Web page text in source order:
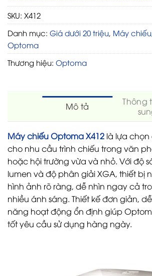
SKU: X412
Danh mục: Giá dưới 20 triệu Máy chiếu
Optoma
Thương hiệu: Optoma
Mô tả
Thông
Máy chiếu Optoma X412 là lựa
cho nhu cầu trình chiếu trong văn
hoặc hội trường vừa và nhỏ. Với độ
lumen và độ phân giải XGA, thiết bị
hình ảnh rõ ràng, dễ nhìn ngay cả
nhiều ánh sáng. Thiết kế đơn giản,
năng hoạt động ổn định giúp
tốt yêu cầu sử dụng hàng ngày.